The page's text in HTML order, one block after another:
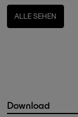
ALLE SEHEN
Download